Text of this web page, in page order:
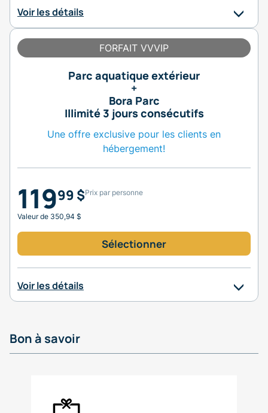
Voir les détails
FORFAIT VVVIP
Parc aquatique extérieur
+
Bora Parc
Illimité 3 jours consécutifs
Une offre exclusive pour les clients en
hébergement!
Prix par personne
11999 $
Valeur de 350,94 $
Sélectionner
Voir les détails
Bon à savoir